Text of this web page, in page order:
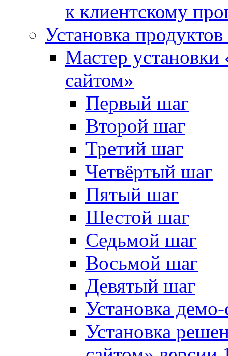
к клиентскому
Установка
Мастер
сайтом»
Первый шаг
Второй шаг
Третий шаг
Четвёртый шаг
Пятый шаг
Шестой шаг
Седьмой шаг
Восьмой шаг
Девятый шаг
Установка
Установка